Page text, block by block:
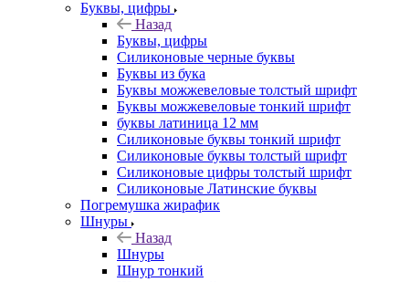
Буквы, цифры
Назад
Буквы, цифры
Силиконовые черные буквы
Буквы из бука
Буквы можжевеловые толстый шрифт
Буквы можжевеловые тонкий шрифт
буквы латиница 12 мм
Силиконовые буквы тонкий шрифт
Силиконовые буквы толстый шрифт
Силиконовые цифры толстый шрифт
Силиконовые Латинские буквы
Погремушка жирафик
Шнуры
Назад
Шнуры
Шнур тонкий